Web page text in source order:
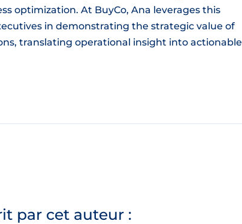
optimization. At BuyCo, Ana leverages this
in demonstrating the strategic value of
translating operational insight into actionable
par cet auteur :